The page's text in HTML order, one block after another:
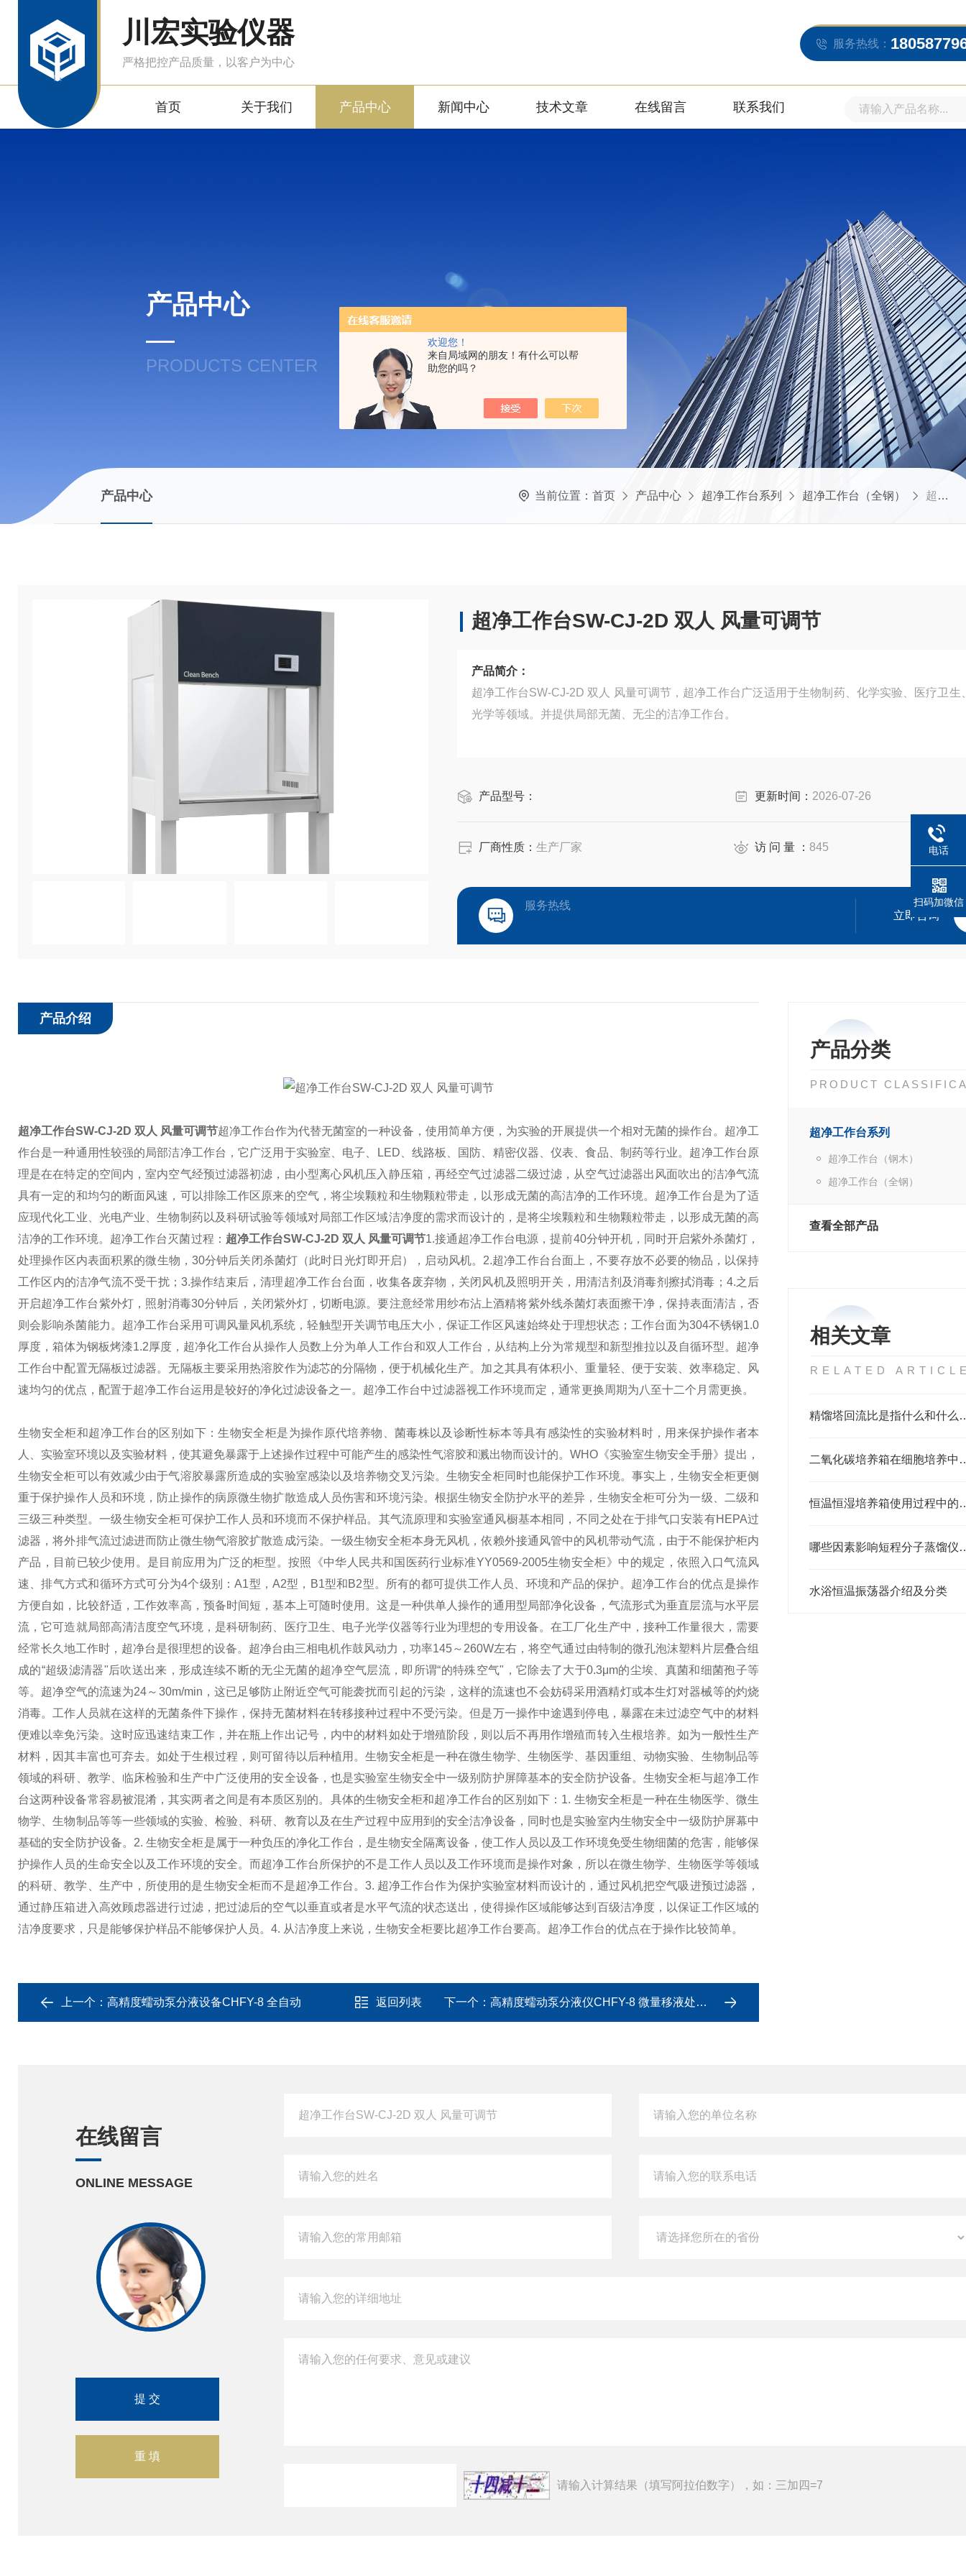
欢迎您！
来自局域网的朋友！有什么可以帮
助您的吗？
川宏实验仪器
严格把控产品质量，以客户为中心
服务热线：
首页 关于我们 产品中心 新闻中心 技术文章 在线留言 联系我们
产品中心
PRODUCTS CENTER
产品中心 当前位置： 首页 产品中心 超净工作台系列 超净工作台（全钢） 超净工作台SW-CJ-2D 双人 风量可调节
超净工作台SW-CJ-2D 双人 风量可调节
产品简介：
超净工作台SW-CJ-2D 双人 风量可调节，超净工作台广泛适用于生物制药、化学实验、医疗卫生
光学等领域。并提供局部无菌、无尘的洁净工作台。
产品型号： 更新时间： 2026-07-26
厂商性质： 生产厂家 访 问 量 ：845
服务热线
立即咨询
产品分类
PRODUCT
超净工作台系列
超净工作台（钢木）
超净工作台（全钢）
查看全部产品
相关文章
RELATED
精馏塔回流
二氧化碳培养
恒温恒湿培养箱使用
哪些因素影响短
水浴恒温振荡器介绍及分类
产品介绍
超净工作台SW-CJ-2D 双人 风量可调节超净工作台作为代替无菌室的一种设备，使用简单方便，为实验的开展提供一个相对无菌的操作台。超净工
作台是一种通用性较强的局部洁净工作台，它广泛用于实验室、电子、LED、线路板、国防、精密仪器、仪表、食品、制药等行业。超净工作台原
理是在在特定的空间内，室内空气经预过滤器初滤，由小型离心风机压入静压箱，再经空气过滤器二级过滤，从空气过滤器出风面吹出的洁净气流
具有一定的和均匀的断面风速，可以排除工作区原来的空气，将尘埃颗粒和生物颗粒带走，以形成无菌的高洁净的工作环境。超净工作台是为了适
应现代化工业、光电产业、生物制药以及科研试验等领域对局部工作区域洁净度的需求而设计的，是将尘埃颗粒和生物颗粒带走，以形成无菌的高
洁净的工作环境。 超净工作台灭菌过程： 超净工作台SW-CJ-2D 双人 风量可调节1.接通超净工作台电源，提前40分钟开机，同时开启紫外杀菌灯，
处理操作区内表面积累的微生物，30分钟后关闭杀菌灯（此时日光灯即开启），启动风机。 2.超净工作台台面上，不要存放不必要的物品，以保持
工作区内的洁净气流不受干扰； 3.操作结束后，清理超净工作台台面，收集各废弃物，关闭风机及照明开关，用清洁剂及消毒剂擦拭消毒； 4.之后
开启超净工作台紫外灯，照射消毒30分钟后，关闭紫外灯，切断电源。要注意经常用纱布沾上酒精将紫外线杀菌灯表面擦干净，保持表面清洁，否
则会影响杀菌能力。 超净工作台采用可调风量风机系统，轻触型开关调节电压大小，保证工作区风速始终处于理想状态；工作台面为304不锈钢1.0
厚度，箱体为钢板烤漆1.2厚度，超净化工作台从操作人员数上分为单人工作台和双人工作台，从结构上分为常规型和新型推拉以及自循环型。 超净
工作台中配置无隔板过滤器。无隔板主要采用热溶胶作为滤芯的分隔物，便于机械化生产。加之其具有体积小、重量轻、便于安装、效率稳定、风
速均匀的优点，配置于超净工作台运用是较好的净化过滤设备之一。超净工作台中过滤器视工作环境而定，通常更换周期为八至十二个月需更换。
生物安全柜和超净工作台的区别如下：生物安全柜是为操作原代培养物、菌毒株以及诊断性标本等具有感染性的实验材料时，用来保护操作者本
人、实验室环境以及实验材料，使其避免暴露于上述操作过程中可能产生的感染性气溶胶和溅出物而设计的。 WHO《实验室生物安全手册》提出，
生物安全柜可以有效减少由于气溶胶暴露所造成的实验室感染以及培养物交叉污染。生物安全柜同时也能保护工作环境。 事实 上，生物安全柜更侧
重于保护操作人员和环境，防止操作的病原微生物扩散造成人员伤害和环境污染。 根据生物安全防护水平的差异，生物安全柜可分为一级、二级和
三级三种类型。一级生物安全柜可保护工作人员和环境而不保护样品。其气流原理和实验室通风橱基本相同，不同之处在于排气口安装有HEPA过
滤器，将外排气流过滤进而防止微生物气溶胶扩散造成污染。一级生物安全柜本身无风机，依赖外接通风管中的风机带动气流，由于不能保护柜内
产品，目前已较少使用。 是目前应用为广泛的柜型。按照《中华人民共和国医药行业标准YY0569-2005生物安全柜》中的规定，依照入口气流风
速、排气方式和循环方式可分为4个级别：A1型，A2型，B1型和B2型。所有的都可提供工作人员、环境和产品的保护。 超净工作台的优点是操作
方便自如，比较舒适，工作效率高，预备时间短，基本上可随时使用。这是一种供单人操作的通用型局部净化设备，气流形式为垂直层流与水平层
流，它可造就局部高清洁度空气环境，是科研制药、医疗卫生、电子光学仪器等行业为理想的专用设备。在工厂化生产中，接种工作量很大，需要
经常长久地工作时，超净台是很理想的设备。超净台由三相电机作鼓风动力，功率145～260W左右，将空气通过由特制的微孔泡沫塑料片层叠合组
成的“超级滤清器"后吹送出来，形成连续不断的无尘无菌的超净空气层流，即所谓“的特殊空气"，它除去了大于0.3μm的尘埃、真菌和细菌孢子等
等。超净空气的流速为24～30m/min，这已足够防止附近空气可能袭扰而引起的污染，这样的流速也不会妨碍采用酒精灯或本生灯对器械等的灼烧
消毒。工作人员就在这样的无菌条件下操作，保持无菌材料在转移接种过程中不受污染。但是万一操作中途遇到停电，暴露在未过滤空气中的材料
便难以幸免污染。这时应迅速结束工作，并在瓶上作出记号，内中的材料如处于增殖阶段，则以后不再用作增殖而转入生根培养。如为一般性生产
材料，因其丰富也可弃去。如处于生根过程，则可留待以后种植用。生物安全柜是一种在微生物学、生物医学、基因重组、动物实验、生物制品等
领域的科研、教学、临床检验和生产中广泛使用的安全设备，也是实验室生物安全中一级别防护屏障基本的安全防护设备。 生物安全柜与超净工作
台这两种设备常容易被混淆，其实两者之间是有本质区别的。 具体的生物安全柜和超净工作台的区别如下： 1. 生物安全柜是一种在生物医学、微生
物学、生物制品等等一些领域的实验、检验、科研、教育以及在生产过程中应用到的安全洁净设备，同时也是实验室内生物安全中一级防护屏幕中
基础的安全防护设备。 2. 生物安全柜是属于一种负压的净化工作台，是生物安全隔离设备，使工作人员以及工作环境免受生物细菌的危害，能够保
护操作人员的生命安全以及工作环境的安全。而超净工作台所保护的不是工作人员以及工作环境而是操作对象，所以在微生物学、生物医学等领域
的科研、教学、生产中，所使用的是生物安全柜而不是超净工作台。 3. 超净工作台作为保护实验室材料而设计的，通过风机把空气吸进预过滤器，
通过静压箱进入高效顾虑器进行过滤，把过滤后的空气以垂直或者是水平气流的状态送出，使得操作区域能够达到百级洁净度，以保证工作区域的
洁净度要求，只是能够保护样品不能够保护人员。 4. 从洁净度上来说，生物安全柜要比超净工作台要高。超净工作台的优点在于操作比较简单。
上一个： 高精度蠕动泵分液设备CHFY-8 全自动 返回列表 下一个：高精度蠕动泵分液仪CHFY-8 微量移液处理器
在线留言
ONLINE MESSAGE
请输入计算结果（填写阿拉伯数字），如：三加四=7
电话
扫码加微信